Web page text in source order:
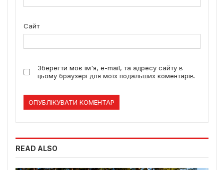
Сайт
Зберегти моє ім'я, e-mail, та адресу сайту в
цьому браузері для моїх подальших коментарів.
READ ALSO